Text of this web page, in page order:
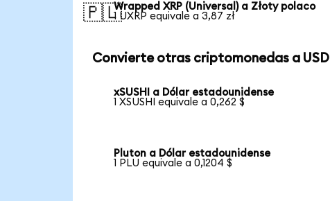
🇵🇱Wrapped XRP (Universal) a Złoty polaco
1 UXRP equivale a 3,87 zł
Convierte otras criptomonedas a USD
xSUSHI a Dólar estadounidense
1 XSUSHI equivale a 0,262 $
Pluton a Dólar estadounidense
1 PLU equivale a 0,1204 $